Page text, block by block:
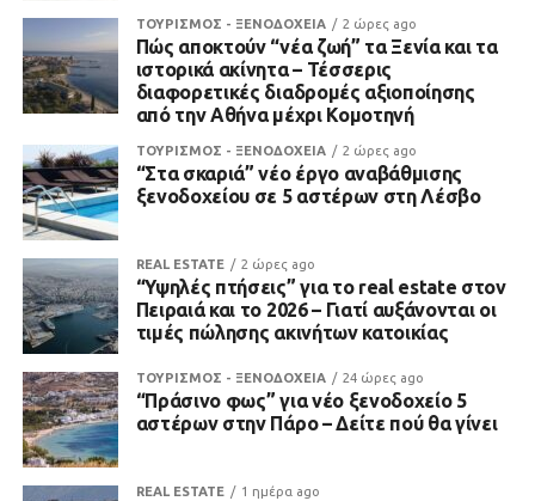
ΤΟΥΡΙΣΜΟΣ - ΞΕΝΟΔΟΧΕΙΑ 2 ώρες ago
Πώς αποκτούν “νέα ζωή” τα Ξενία και τα
ιστορικά ακίνητα – Τέσσερις
διαφορετικές διαδρομές αξιοποίησης
από την Αθήνα μέχρι Κομοτηνή
ΤΟΥΡΙΣΜΟΣ - ΞΕΝΟΔΟΧΕΙΑ 2 ώρες ago
“Στα σκαριά” νέο έργο αναβάθμισης
ξενοδοχείου σε 5 αστέρων στη Λέσβο
REAL ESTATE 2 ώρες ago
“Υψηλές πτήσεις” για το real estate στον
Πειραιά και το 2026 – Γιατί αυξάνονται οι
τιμές πώλησης ακινήτων κατοικίας
ΤΟΥΡΙΣΜΟΣ - ΞΕΝΟΔΟΧΕΙΑ 24 ώρες ago
“Πράσινο φως” για νέο ξενοδοχείο 5
αστέρων στην Πάρο – Δείτε πού θα γίνει
REAL ESTATE 1 ημέρα ago